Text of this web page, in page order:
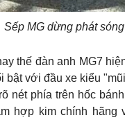
Sếp MG dừng phát
thế đàn anh MG7
bật với đầu xe kiểu
nét phía trên hốc
hợp kim chính hãng